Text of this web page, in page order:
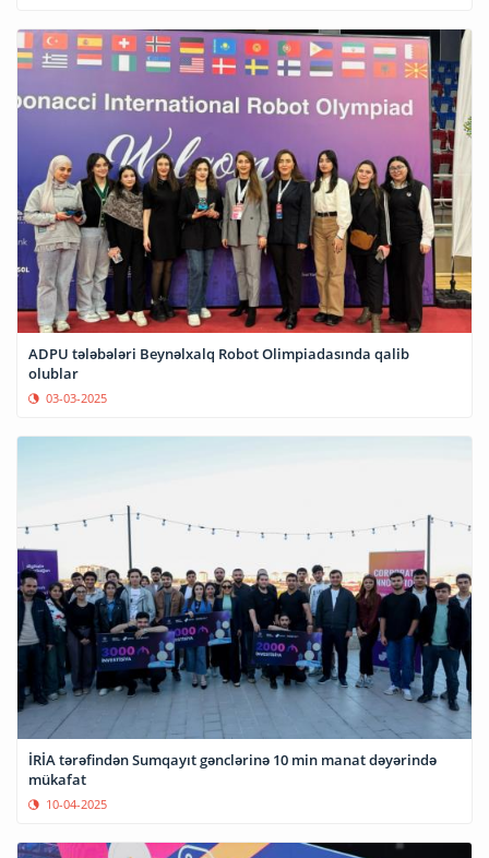
ADPU tələbələri Beynəlxalq Robot Olimpiadasında qalib
olublar
03-03-2025
İRİA tərəfindən Sumqayıt gənclərinə 10 min manat dəyərində
mükafat
10-04-2025